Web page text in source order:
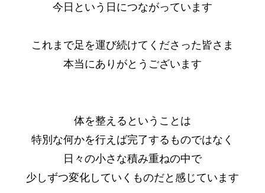
今日という日につながっています
これまで足を運び続けてくださった皆さま
本当にありがとうございます
体を整えるということは
特別な何かを行えば完了するものではなく
日々の小さな積み重ねの中で
少しずつ変化していくものだと感じています